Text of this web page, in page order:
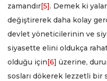
zamandır[5]. Demek ki
değiştirerek daha kolay
devlet yöneticilerinin ve
siyasette elini oldukça
olduğu için[6] üzerine,
sosları dökerek lezzetli bir